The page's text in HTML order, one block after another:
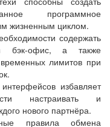
программное
жизненным циклом.
содержать
бэк-офис, а также
лимитов при
избавляет
настраивать и
нового партнёра.
правила обмена